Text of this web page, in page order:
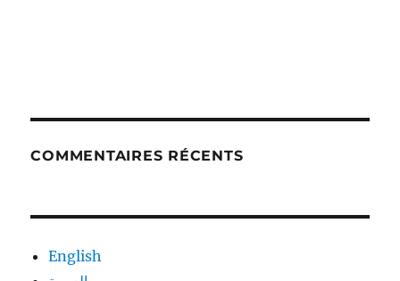
COMMENTAIRES RÉCENTS
English